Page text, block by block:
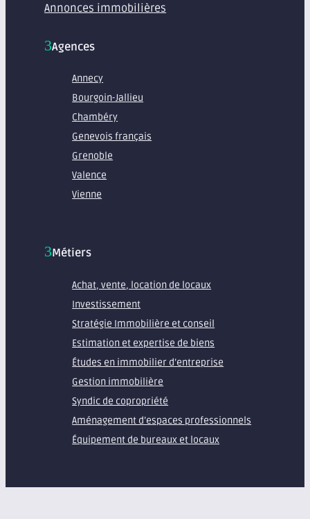
Annonces immobilières
Agences
Annecy
Bourgoin-Jallieu
Chambéry
Genevois français
Grenoble
Valence
Vienne
Métiers
Achat, vente, location de locaux
Investissement
Stratégie Immobilière et conseil
Estimation et expertise de biens
Études en immobilier d’entreprise
Gestion immobilière
Syndic de copropriété
Aménagement d’espaces professionnels
Équipement de bureaux et locaux